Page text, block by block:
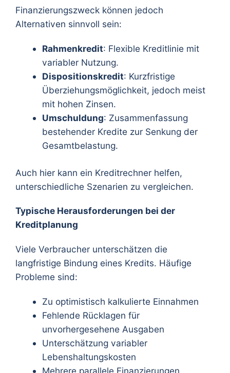
Finanzierungszweck können jedoch
Alternativen sinnvoll sein:
Rahmenkredit: Flexible Kreditlinie mit
variabler Nutzung.
Dispositionskredit: Kurzfristige
Überziehungsmöglichkeit, jedoch meist
mit hohen Zinsen.
Umschuldung: Zusammenfassung
bestehender Kredite zur Senkung der
Gesamtbelastung.
Auch hier kann ein Kreditrechner helfen,
unterschiedliche Szenarien zu vergleichen.
Typische Herausforderungen bei der
Kreditplanung
Viele Verbraucher unterschätzen die
langfristige Bindung eines Kredits. Häufige
Probleme sind:
Zu optimistisch kalkulierte Einnahmen
Fehlende Rücklagen für
unvorhergesehene Ausgaben
Unterschätzung variabler
Lebenshaltungskosten
Mehrere parallele Finanzierungen